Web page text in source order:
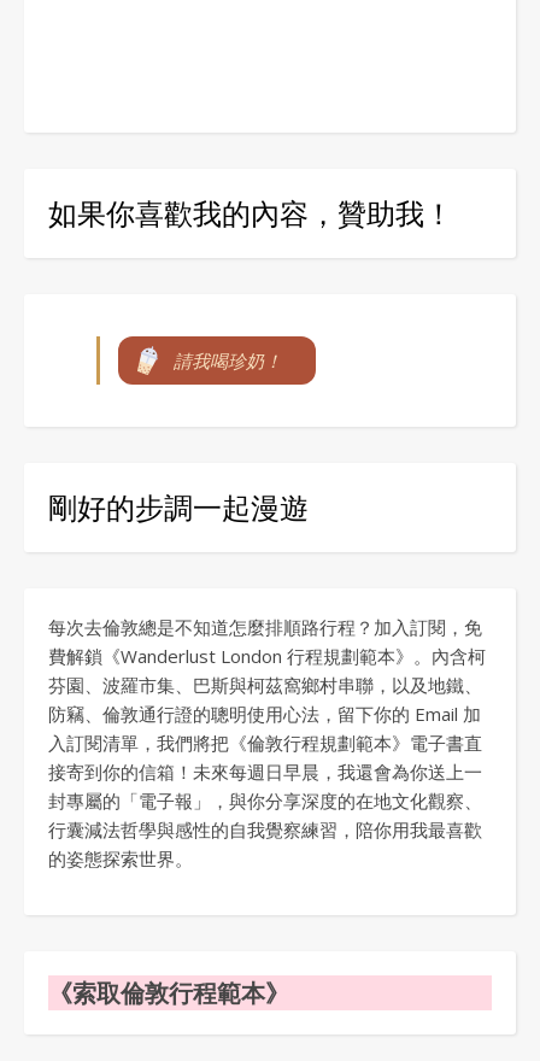
如果你喜歡我的內容，贊助我！
請我喝珍奶！
剛好的步調一起漫遊
每次去倫敦總是不知道怎麼排順路行程？加入訂閱，免
費解鎖《Wanderlust London 行程規劃範本》。內含柯
芬園、波羅市集、巴斯與柯茲窩鄉村串聯，以及地鐵、
防竊、倫敦通行證的聰明使用心法，留下你的 Email 加
入訂閱清單，我們將把《倫敦行程規劃範本》電子書直
接寄到你的信箱！未來每週日早晨，我還會為你送上一
封專屬的「電子報」，與你分享深度的在地文化觀察、
行囊減法哲學與感性的自我覺察練習，陪你用我最喜歡
的姿態探索世界。
《索取倫敦行程範本》